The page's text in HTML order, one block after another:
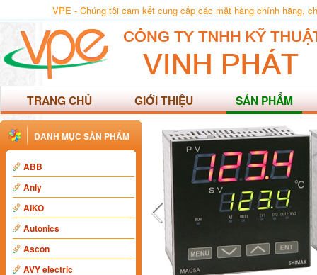
VPE - Chúng tôi cam kết cung cấp các mặt hàng chính hãng,
TRANG CHỦ GIỚI THIỆU SẢN PHẨM
DANH MỤC SẢN PHẨM
ABB
Anly
AIKO
Autonics
Ascon
AVY electric